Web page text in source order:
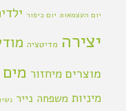
יום העצמאות יום כיפור
יצירה מדיטציה
מוצרים מיחזור מים
מיניות משפחה נייר